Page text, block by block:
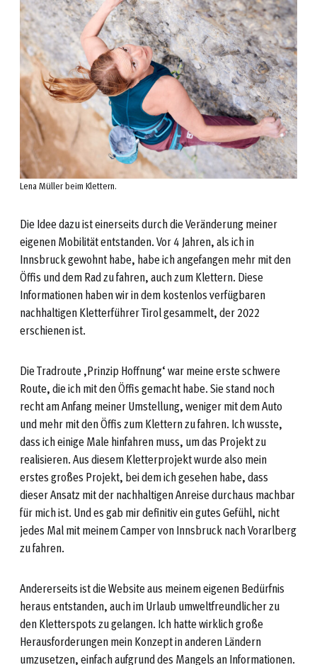
Lena Müller beim Klettern.
Die Idee dazu ist einerseits durch die Veränderung meiner
eigenen Mobilität entstanden. Vor 4 Jahren, als ich in
Innsbruck gewohnt habe, habe ich angefangen mehr mit den
Öffis und dem Rad zu fahren, auch zum Klettern. Diese
Informationen haben wir in dem kostenlos verfügbaren
nachhaltigen Kletterführer Tirol gesammelt, der 2022
erschienen ist.
Die Tradroute ‚Prinzip Hoffnung‘ war meine erste schwere
Route, die ich mit den Öffis gemacht habe. Sie stand noch
recht am Anfang meiner Umstellung, weniger mit dem Auto
und mehr mit den Öffis zum Klettern zu fahren. Ich wusste,
dass ich einige Male hinfahren muss, um das Projekt zu
realisieren. Aus diesem Kletterprojekt wurde also mein
erstes großes Projekt, bei dem ich gesehen habe, dass
dieser Ansatz mit der nachhaltigen Anreise durchaus machbar
für mich ist. Und es gab mir definitiv ein gutes Gefühl, nicht
jedes Mal mit meinem Camper von Innsbruck nach Vorarlberg
zu fahren.
Andererseits ist die Website aus meinem eigenen Bedürfnis
heraus entstanden, auch im Urlaub umweltfreundlicher zu
den Kletterspots zu gelangen. Ich hatte wirklich große
Herausforderungen mein Konzept in anderen Ländern
umzusetzen, einfach aufgrund des Mangels an Informationen.